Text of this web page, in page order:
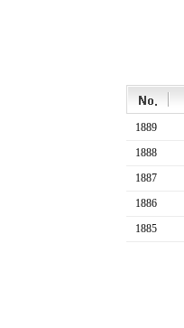
1889
1888
1887
1886
1885